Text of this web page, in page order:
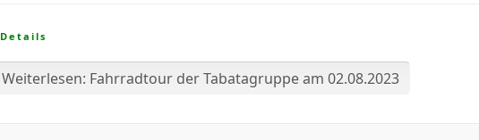
Details
Weiterlesen: Fahrradtour der Tabatagruppe am 02.08.2023